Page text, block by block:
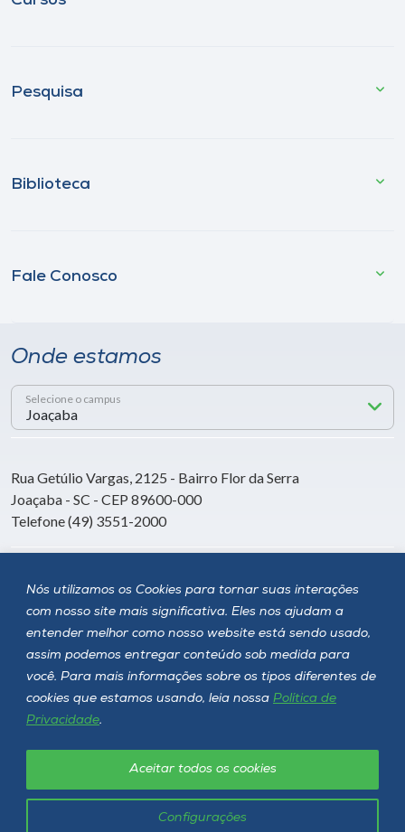
Nós utilizamos os Cookies para tornar suas interações
com nosso site mais significativa. Eles nos ajudam a
entender melhor como nosso website está sendo usado,
assim podemos entregar conteúdo sob medida para
você. Para mais informações sobre os tipos diferentes de
cookies que estamos usando, leia nossa Política de
Privacidade.
Configurações
Aceitar todos os cookies
Pesquisa
Biblioteca
Fale Conosco
Onde estamos
Selecione o campus
Rua Getúlio Vargas, 2125 - Bairro Flor da Serra
Joaçaba - SC - CEP 89600-000
Telefone (49) 3551-2000
Siga a Unoesc
Unoesc © 2026 - Todos os direitos reservados
Política de privacidade LGPD